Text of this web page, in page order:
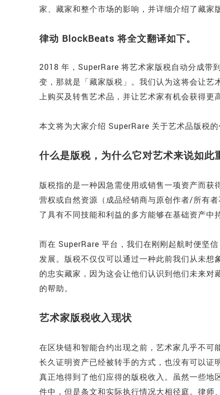
家、藏家和整个市场的影响，并详细介绍了藏家
律动 BlockBeats 将全文翻译如下。
2018 年，SuperRare 将艺术家版税自动分成带
变，那就是「藏家版税」。我们认为这将会让
上购买及转售艺术品，并让艺术家有机会获得更
本文将为大家介绍 SuperRare 关于艺术品版税
什么是版税，为什么它对艺术来说如此
版税指的是一种因急需使用或销售一项资产而
营权或自然资源（成品经销商与原创作者/所有
了具有不同技能和利益的多方能够在基础资产
而在 SuperRare 平台，我们在刚刚起航时便坚
发展。版税不仅仅可以通过一种此前我们从未
的忠实藏家，因为这会让他们认识到他们未来
的帮助。
艺术家版税收入现状
在区块链和智能合约出现之前，艺术家几乎不
长久证明资产已经被转手的方式，也没有可以
真正地得到了他们应得的版税收入。虽然一些
件中，但是条文和实际执行情况大相径庭。律